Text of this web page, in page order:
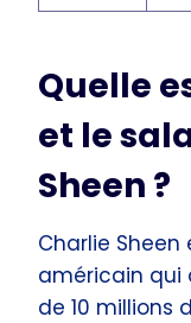
Quelle
et le
Sheen ?
Charlie
américain qui
de 10 millions